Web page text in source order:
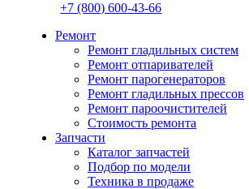
+7 (800) 600-43-66
Ремонт
Ремонт гладильных систем
Ремонт отпаривателей
Ремонт парогенераторов
Ремонт гладильных прессов
Ремонт пароочистителей
Стоимость ремонта
Запчасти
Каталог запчастей
Подбор по модели
Техника в продаже